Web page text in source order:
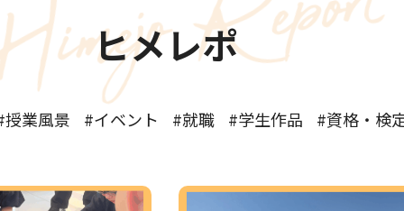
ヒメレポ
授業風景 イベント 就職 学生作品 資格・検